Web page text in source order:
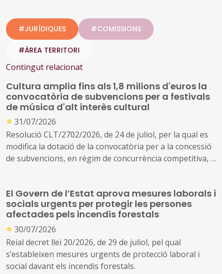
#JURÍDIQUES #COMISSIONS
#ÀREA TERRITORI
Contingut relacionat
Cultura amplia fins als 1,8 milions d'euros la
convocatòria de subvencions per a festivals
de música d'alt interès cultural
● 31/07/2026
Resolució CLT/2702/2026, de 24 de juliol, per la qual es
modifica la dotació de la convocatòria per a la concessió
de subvencions, en règim de concurrència competitiva, a
El Govern de l’Estat aprova mesures laborals i
socials urgents per protegir les persones
afectades pels incendis forestals
● 30/07/2026
Reial decret llei 20/2026, de 29 de juliol, pel qual
s’estableixen mesures urgents de protecció laboral i
social davant els incendis forestals.